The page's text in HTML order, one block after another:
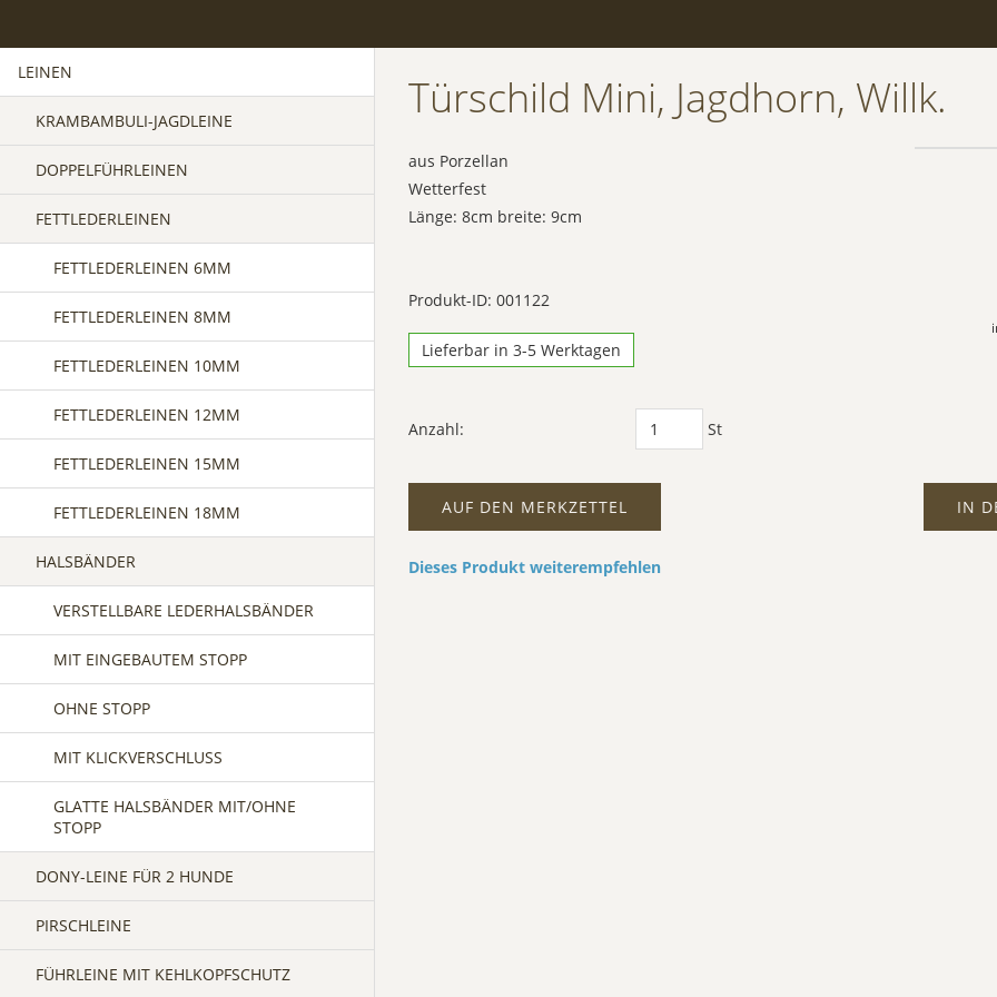
LEINEN
KRAMBAMBULI-JAGDLEINE
DOPPELFÜHRLEINEN
FETTLEDERLEINEN
FETTLEDERLEINEN 6MM
FETTLEDERLEINEN 8MM
FETTLEDERLEINEN 10MM
FETTLEDERLEINEN 12MM
FETTLEDERLEINEN 15MM
FETTLEDERLEINEN 18MM
HALSBÄNDER
VERSTELLBARE LEDERHALSBÄNDER
MIT EINGEBAUTEM STOPP
OHNE STOPP
MIT KLICKVERSCHLUSS
GLATTE HALSBÄNDER MIT/OHNE
STOPP
DONY-LEINE FÜR 2 HUNDE
PIRSCHLEINE
FÜHRLEINE MIT KEHLKOPFSCHUTZ
Türschild Mini, Jagdhorn, Willk.
aus Porzellan
Wetterfest
Länge: 8cm breite: 9cm
Produkt-ID: 001122
Lieferbar in 3-5 Werktagen
Anzahl: St
IN
AUF DEN MERKZETTEL
Dieses Produkt weiterempfehlen